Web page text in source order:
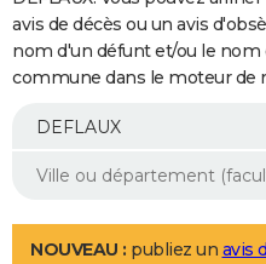
Retraite
Epargne
Immobilier
Risques naturels par ville
Banque
Assurance
AUTO
Essais
Réserver un essai
Citadines
Berlines
SUV
Forum auto
+
Mobiles
Meilleur smartphone
Internet
Ordinateurs
Jeux vidéo
Guide high-tech
Aménagement intérieur
LIFESTYLE
avis de décès ou un avis
nom d'un défunt et/ou le nom
commune dans le moteur de
NOUVEAU : publiez un avis